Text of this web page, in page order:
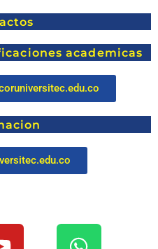
academicas